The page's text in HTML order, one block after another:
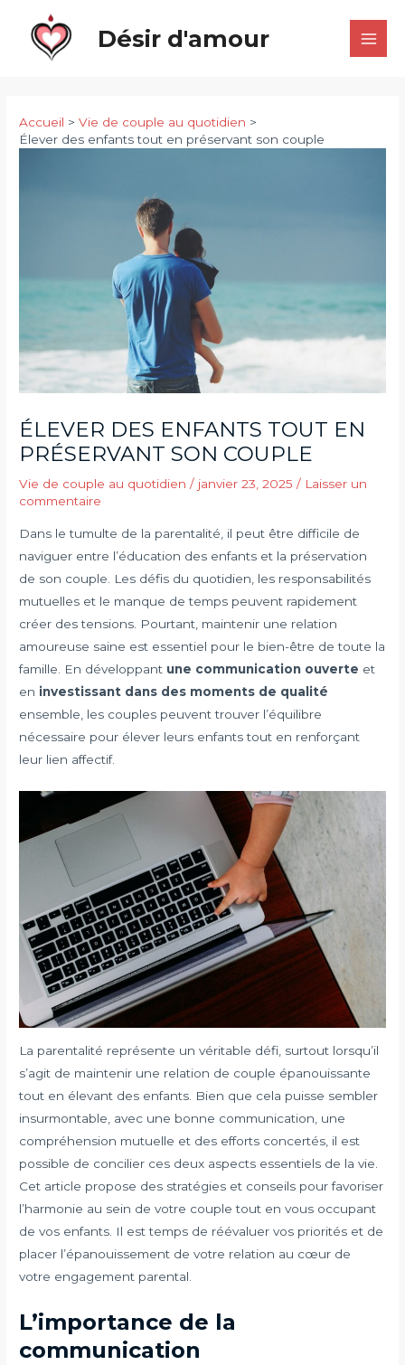
contenu
Désir d'amour
Main
Accueil
Vie de couple au quotidien
Élever des enfants tout en préservant son couple
ÉLEVER DES ENFANTS TOUT EN
PRÉSERVANT SON COUPLE
Vie de couple au quotidien / janvier 23, 2025/ Laisser un
commentaire
Dans le tumulte de la parentalité, il peut être difficile de
naviguer entre l’éducation des enfants et la préservation
de son couple. Les défis du quotidien, les responsabilités
mutuelles et le manque de temps peuvent rapidement
créer des tensions. Pourtant, maintenir une relation
amoureuse saine est essentiel pour le bien-être de toute la
famille. En développant une communication ouverte et
en investissant dans des moments de qualité
ensemble, les couples peuvent trouver l’équilibre
nécessaire pour élever leurs enfants tout en renforçant
leur lien affectif.
La parentalité représente un véritable défi, surtout lorsqu’il
s’agit de maintenir une relation de couple épanouissante
tout en élevant des enfants. Bien que cela puisse sembler
insurmontable, avec une bonne communication, une
compréhension mutuelle et des efforts concertés, il est
possible de concilier ces deux aspects essentiels de la vie.
Cet article propose des stratégies et conseils pour favoriser
l’harmonie au sein de votre couple tout en vous occupant
de vos enfants. Il est temps de réévaluer vos priorités et de
placer l’épanouissement de votre relation au cœur de
votre engagement parental.
L’importance de la
communication